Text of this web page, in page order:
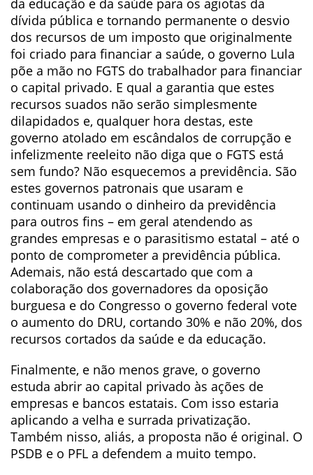
da educação e da saúde para os agiotas da
dívida pública e tornando permanente o desvio
dos recursos de um imposto que originalmente
foi criado para financiar a saúde, o governo Lula
põe a mão no FGTS do trabalhador para financiar
o capital privado. E qual a garantia que estes
recursos suados não serão simplesmente
dilapidados e, qualquer hora destas, este
governo atolado em escândalos de corrupção e
infelizmente reeleito não diga que o FGTS está
sem fundo? Não esquecemos a previdência. São
estes governos patronais que usaram e
continuam usando o dinheiro da previdência
para outros fins – em geral atendendo as
grandes empresas e o parasitismo estatal – até o
ponto de comprometer a previdência pública.
Ademais, não está descartado que com a
colaboração dos governadores da oposição
burguesa e do Congresso o governo federal vote
o aumento do DRU, cortando 30% e não 20%, dos
recursos cortados da saúde e da educação.
Finalmente, e não menos grave, o governo
estuda abrir ao capital privado às ações de
empresas e bancos estatais. Com isso estaria
aplicando a velha e surrada privatização.
Também nisso, aliás, a proposta não é original. O
PSDB e o PFL a defendem a muito tempo.